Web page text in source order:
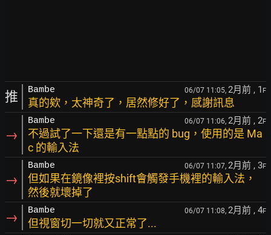
推 Bambe 06/07 11:05, 2月前 , 1 F
真的欸，太神奇了，居然修好了，感謝訊息
→
Bambe 06/07 11:06, 2月前 , 2F
不過試了一下還是有一點點的 bug，使用的是 Ma
c 的輸入法
→
Bambe 06/07 11:07, 2月前 , 3F
但如果在鏡像裡按shift會觸發手機裡的輸入法，
然後就壞掉了
→ Bambe 06/07 11:08, 2月前 , 4F
但視窗切一切就又正常了...